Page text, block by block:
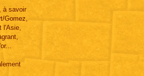
à savoir
Gomez,
l'Asie,